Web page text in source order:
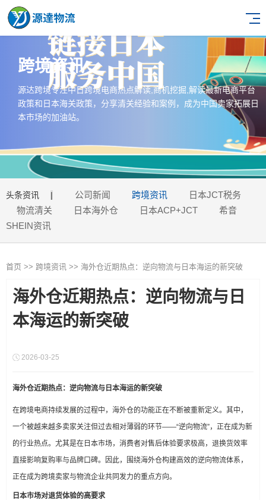
跨境资讯
源达跨境专注中日跨境电商热点解读,商机挖掘,解读最新电商平台
政策和日本海关政策，分享清关经验和案例，成为中国卖家拓展日
本市场的加油站。
头条资讯 | 公司新闻 跨境资讯
日本JCT税务
物流清关
日本海外仓 日本ACP+JCT
希音
SHEIN资讯
首页 >> 跨境资讯 >> 海外仓近期热点：逆向物流与日本海运的新突破
海外仓近期热点：逆向物流与日
本海运的新突破
2026-03-25
海外仓近期热点：逆向物流与日本海运的新突破
在跨境电商持续发展的过程中，海外仓的功能正在不断被重新定义。其中，
一个被越来越多卖家关注但过去相对薄弱的环节——“逆向物流”，正在成为新
的行业热点。尤其是在日本市场，消费者对售后体验要求极高，退换货效率
直接影响复购率与品牌口碑。因此，围绕海外仓构建高效的逆向物流体系，
正在成为跨境卖家与物流企业共同发力的重点方向。
日本市场对退货体验的高要求